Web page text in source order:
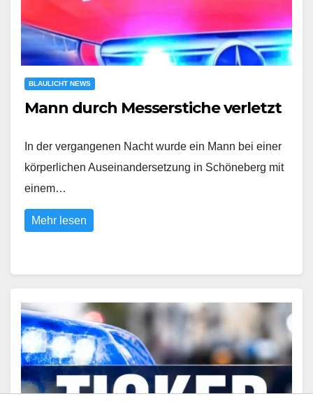
BLAULICHT NEWS
Mann durch Messerstiche verletzt
In der vergangenen Nacht wurde ein Mann bei einer
körperlichen Auseinandersetzung in Schöneberg mit
einem…
Mehr lesen